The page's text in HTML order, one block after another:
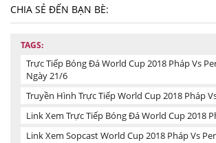
CHIA SẺ ĐẾN BẠN BÈ:
TAGS:
Trực Tiếp Bóng Đá World Cup 2018 Pháp Vs
Ngày 21/6
Truyền Hình Trực Tiếp World Cup 2018 Pháp
Link Xem Trực Tiếp Bóng Đá World Cup 2018
Link Xem Sopcast World Cup 2018 Pháp Vs